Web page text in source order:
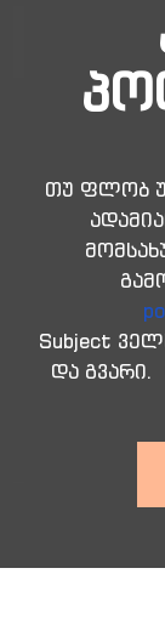
თუ ფლობ
Subject
და გვარი.